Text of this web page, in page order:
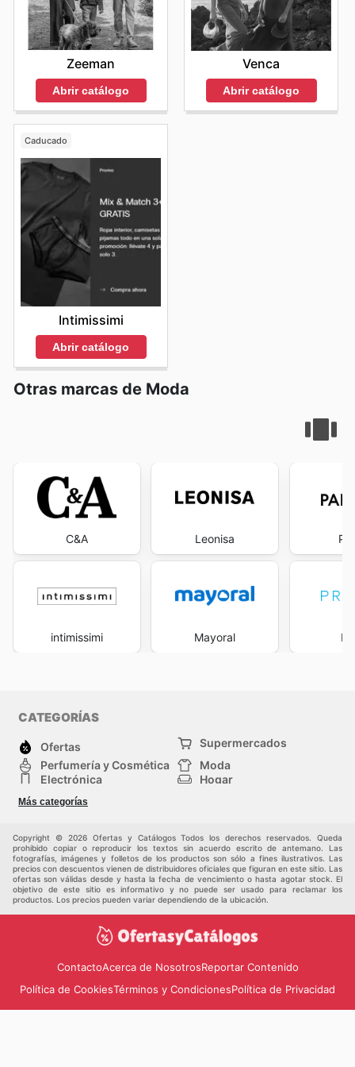
Stay up to date with Un Paso Más's weekly ads and
enjoy exclusive savings every day.
Zeeman
Abrir catálogo
Venca
Abrir catálogo
Caducado
Intimissimi
Abrir catálogo
Otras marcas de Moda
C&A
intimissimi
Leonisa
Mayoral
CATEGORÍAS
Ofertas
Supermercados
Perfumería y Cosmética
Moda
Electrónica
Hogar
Deporte
Juguetes y bebés
Más categorías
Copyright © 2026 Ofertas y Catálogos Todos los derechos reservados. Queda
prohibido copiar o reproducir los textos sin acuerdo escrito de antemano. Las
fotografías, imágenes y folletos de los productos son sólo a fines ilustrativos. Las
precios con descuentos vienen de distribuidores oficiales que figuran en este sitio. Las
ofertas son válidas desde y hasta la fecha de vencimiento o hasta agotar stock. El
objetivo de este sitio es informativo y no puede ser usado para reclamar los
productos. Los precios pueden variar dependiendo de la ubicación.
ContactoAcerca de NosotrosReportar Contenido
Política de CookiesTérminos y CondicionesPolítica de Privacidad